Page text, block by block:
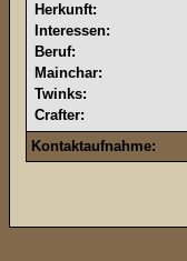
Herkunft:
Interessen:
Beruf:
Mainchar:
Twinks:
Crafter:
Kontaktaufnahme: